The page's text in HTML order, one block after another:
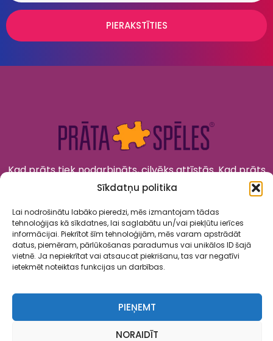
Sīkdatņu politika
Lai nodrošinātu labāko pieredzi, mēs izmantojam tādas
tehnoloģijas kā sīkdatnes, lai saglabātu un/vai piekļūtu ierīces
informācijai. Piekrītot šīm tehnoloģijām, mēs varam apstrādāt
datus, piemēram, pārlūkošanas paradumus vai unikālos ID šajā
vietnē. Ja nepiekrītat vai atsaucat piekrišanu, tas var negatīvi
ietekmēt noteiktas funkcijas un darbības.
PIEŅEMT
NORAIDĪT
PIERAKSTĪTIES
Kad prāts tiek nodarbināts, cilvēks attīstās. Kad prāts
tiek izklaidēts, cilvēks jūtas priecīgs un laimīgs. “Prāta
Spēles” to apvieno!
SpēlesPar mumsKalendārsSadarbībaKontakti
Privātuma politikaLietošanas noteikumi